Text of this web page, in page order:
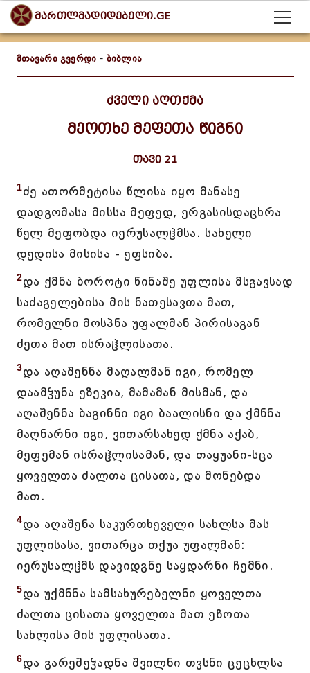
მართლმადიდებელი.GE
მთავარი გვერდი - ბიბლია
ძველი აღთქმა
მეოთხე მეფეთა წიგნი
თავი 21
1ძე ათორმეტისა წლისა იყო მანასე
დადგომასა მისსა მეფედ, ერგასისდაცხრა
წელ მეფობდა იერუსალჱმსა. სახელი
დედისა მისისა - ეფსიბა.
2და ქმნა ბოროტი წინაშე უფლისა მსგავსად
საძაგელებისა მის ნათესავთა მათ,
რომელნი მოსპნა უფალმან პირისაგან
ძეთა მათ ისრაჱლისათა.
3და აღაშენნა მაღალმან იგი, რომელ
დაამჴუნა ეზეკია, მამამან მისმან, და
აღაშენნა ბაგინნი იგი ბაალისნი და ქმნნა
მაღნარნი იგი, ვითარსახედ ქმნა აქაბ,
მეფემან ისრაჱლისამან, და თაყუანი-სცა
ყოველთა ძალთა ცისათა, და მონებდა
მათ.
4და აღაშენა საკურთხეველი სახლსა მას
უფლისასა, ვითარცა თქუა უფალმან:
იერუსალჱმს დავიდგნე საყდარნი ჩემნი.
5და უქმნნა სამსახურებელნი ყოველთა
ძალთა ცისათა ყოველთა მათ ეზოთა
სახლისა მის უფლისათა.
6და გარეშეჴადნა შვილნი თჳსნი ცეცხლსა